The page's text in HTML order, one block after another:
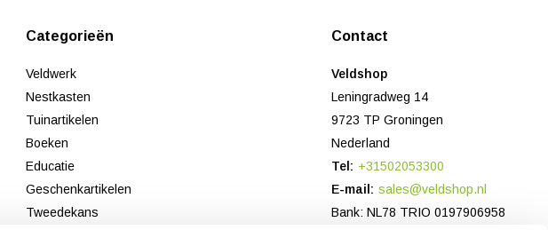
Categorieën
Veldwerk
Nestkasten
Tuinartikelen
Boeken
Educatie
Geschenkartikelen
Tweedekans
Contact
Veldshop
Leningradweg 14
9723 TP Groningen
Nederland
Tel: +31502053300
E-mail: sales@veldshop.nl
Bank: NL78 TRIO 0197906958